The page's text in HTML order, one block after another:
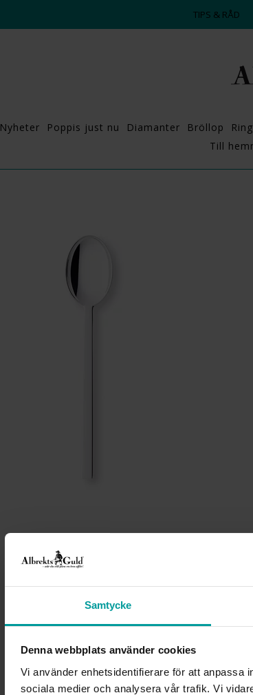
Samtycke
Denna webbplats använder cookies
Vi använder enhetsidentifierare för att anpassa
sociala medier och analysera vår trafik. Vi
DAGS ATT POPPA?
TIPS & RÅD
Nyheter Poppis just nu Diamanter Bröllop
Till